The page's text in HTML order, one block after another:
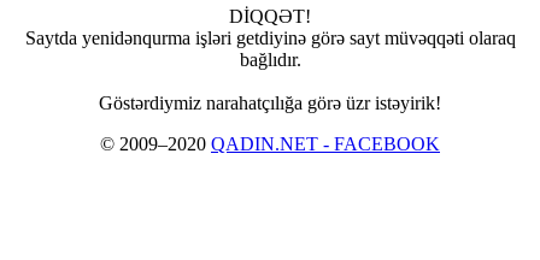
DİQQƏT!
Saytda yenidənqurma işləri getdiyinə görə sayt müvəqqəti olaraq
bağlıdır.
Göstərdiymiz narahatçılığa görə üzr istəyirik!
© 2009–2020 QADIN.NET - FACEBOOK